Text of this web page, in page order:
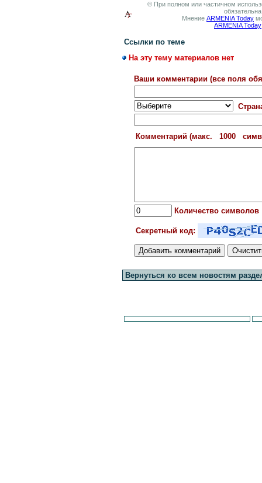
© При полном или частичном
Мнение ARMENIA Today
ARMENIA Today
Ссылки по теме
На эту тему материалов нет
Ваши комментарии (все поля
Комментарий (макс. 1000
Количество символов
Секретный код:
Вернуться ко всем новостям